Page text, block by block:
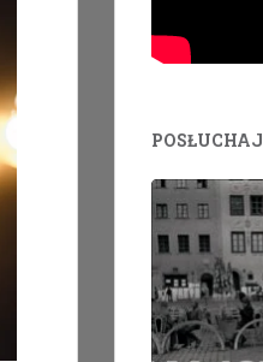
POSŁUCHAJ
Odtwarzacz
plików
dźwiękowych